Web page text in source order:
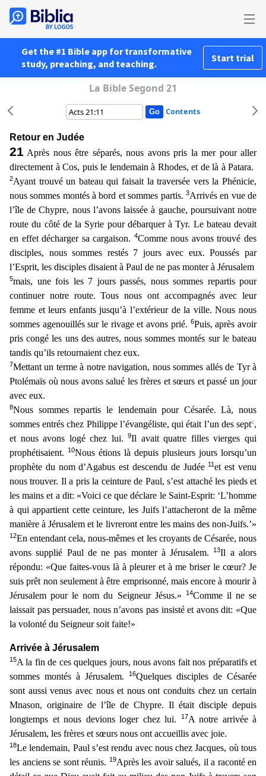
Get the #1 Bible app for transformative
study, preaching, and teaching.
Start trial
La Bible Segond 21
Contents
Retour en Judée
21 Après nous être séparés, nous avons pris la mer pour aller
directement à Cos, puis le lendemain à Rhodes, et de là à Patara.
2Ayant trouvé un bateau qui faisait la traversée vers la Phénicie,
nous sommes montés à bord et sommes partis. 3Arrivés en vue de
l’île de Chypre, nous l’avons laissée à gauche, poursuivant notre
route du côté de la Syrie pour débarquer à Tyr. Le bateau devait
en effet décharger sa cargaison. 4Comme nous avons trouvé des
disciples, nous sommes restés 7 jours avec eux. Poussés par
l’Esprit, les disciples disaient à Paul de ne pas monterà Jérusalem
5mais, une fois les 7 jours passés, nous sommes repartis pour
continuer notre route. Tous nous ont accompagnés avec leur
femme et leurs enfants jusqu’à l’extérieur de la ville. Nous nous
sommes agenouillés sur le rivage et avons prié. 6Puis, après avoir
pris congé les uns des autres, nous sommes montés sur le bateau
tandis qu’ils retournaient chez eux.
7Mettant un terme à notrenavigation, nous sommes allés de Tyr à
Ptolémaïs où nous avons salué les frères et sœurs et passé un jour
avec eux.
8Nous sommes repartis le lendemain pour Césarée. Là, nous
sommes entrés chez Philippe l’évangéliste, qui était l’un des septc,
et nous avons logé chez lui.9Il avait quatre filles vierges qui
prophétisaient.
10Nous étions là depuis plusieurs jours lorsqu’un
prophète du nomd’Agabus est descendu de Judée11 et est venu
nous trouver. Il a pris la ceinture de Paul, s’est attaché les pieds et
les mains et a dit: «Voici ce que déclare le Saint-Esprit: ‘L’homme
à qui appartient cette ceinture, les Juifs l’attacheront de la même
manière à Jérusalem et le livreront entre les mains des non-Juifs.’»
12En entendant cela, nous-mêmes et les croyants de Césarée, nous
avons supplié Paul de ne pas monter à Jérusalem.13Il a alors
répondu: «Que faites-vous là à pleurer et à me briser le cœur? Je
suis prêt non seulement à être emprisonné, mais encore à mourir à
Jérusalem pour le nom du Seigneur Jésus.» 14Comme il ne se
laissait pas persuader, nous n’avons pas insisté et avons dit: «Que
la volonté du Seigneur soit faite!»
Arrivée à Jérusalem
15A la fin de cesquelques jours, nous avons fait nos préparatifs et
sommes montés à Jérusalem.
16Quelques disciples de Césarée
sont aussi venus avec nous et nous ont conduits chez un certain
Mnason, originaire de l’île de Chypre. Il était disciple depuis
longtemps et nous devions loger chez lui.
17A notre arrivée à
Jérusalem, les frères et sœurs nous ont accueillis avec joie.
18Le lendemain, Paul s’est rendu avec nous chez Jacques, où tous
les anciens se sont réunis. 19Après les avoir salués, il a raconté en